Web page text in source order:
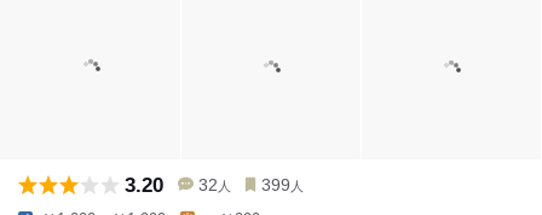
3.20 32 人 399 人